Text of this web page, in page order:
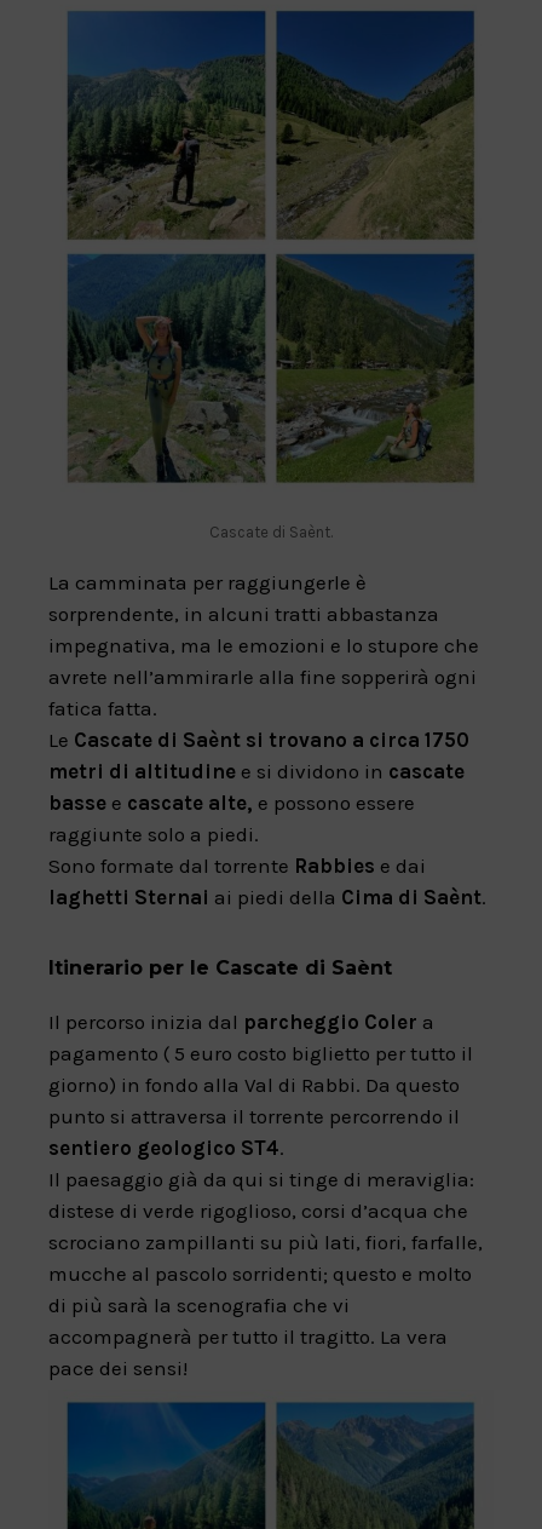
Cascate di Saènt.
La camminata per raggiungerle è
sorprendente, in alcuni tratti abbastanza
impegnativa, ma le emozioni e lo stupore che
avrete nell’ammirarle alla fine sopperirà ogni
fatica fatta.
Le Cascate di Saènt si trovano a circa 1750
metri di altitudine e si dividono in cascate
basse e cascate alte, e possono essere
raggiunte solo a piedi.
Sono formate dal torrente Rabbies e dai
laghetti Sternai ai piedi della Cima di Saènt.
Itinerario per le Cascate di Saènt
Il percorso inizia dal parcheggio Coler a
pagamento ( 5 euro costo biglietto per tutto il
giorno) in fondo alla Val di Rabbi. Da questo
punto si attraversa il torrente percorrendo il
sentiero geologico ST4.
Il paesaggio già da qui si tinge di meraviglia:
distese di verde rigoglioso, corsi d’acqua che
scrociano zampillanti su più lati, fiori, farfalle,
mucche al pascolo sorridenti; questo e molto
di più sarà la scenografia che vi
accompagnerà per tutto il tragitto. La vera
pace dei sensi!